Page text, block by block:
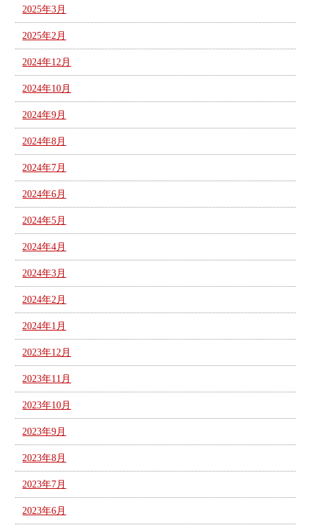
2025年3月
2025年2月
2024年12月
2024年10月
2024年9月
2024年8月
2024年7月
2024年6月
2024年5月
2024年4月
2024年3月
2024年2月
2024年1月
2023年12月
2023年11月
2023年10月
2023年9月
2023年8月
2023年7月
2023年6月